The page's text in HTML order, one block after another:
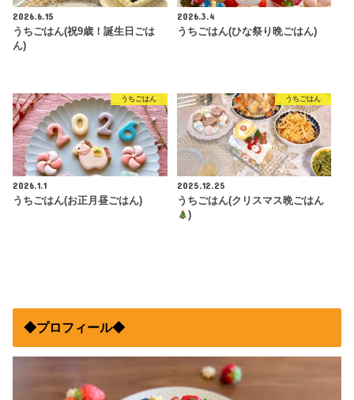
2026.6.15
うちごはん(祝9歳！誕生日ごは
ん)
2026.3.4
うちごはん(ひな祭り晩ごはん)
うちごはん
2026.1.1
うちごはん(お正月昼ごはん)
うちごはん
2025.12.25
うちごはん(クリスマス晩ごはん
)
◆プロフィール◆